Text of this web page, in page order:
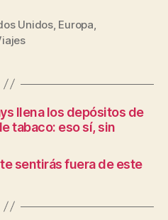
Unidos, Europa
llena los depósitos de
tabaco: eso sí, sin
sentirás fuera de este